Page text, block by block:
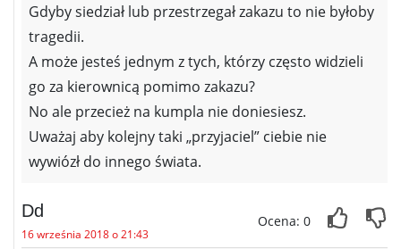
Gdyby siedział lub przestrzegał zakazu to nie byłoby
tragedii.
A może jesteś jednym z tych, którzy często widzieli
go za kierownicą pomimo zakazu?
No ale przecież na kumpla nie doniesiesz.
Uważaj aby kolejny taki „przyjaciel” ciebie nie
wywiózł do innego świata.
Dd
16 września 2018 o 21:43
Ocena: 0